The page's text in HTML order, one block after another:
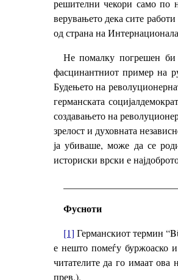
решителни чекори само по
верувањето дека сите
од страна на
Не помалку погрешен би
фасцинантниот пример на
Будењето на
германската
создавањето на
зрелост и духовната
ја убиваше, може да се
историски врски е
Фусноти
[1] Германскиот термин
е нешто помеѓу буржоаско
читателите да го имаат ова
прев.).